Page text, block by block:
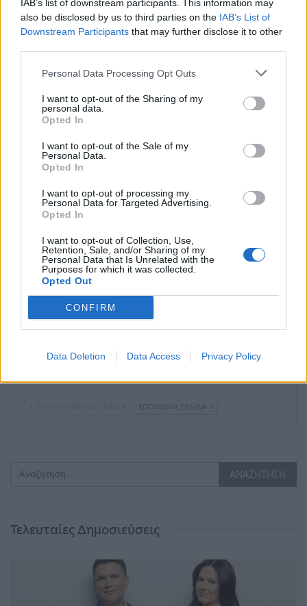
IAB’s list of downstream participants. This information may
also be disclosed by us to third parties on the IAB’s List of
Downstream Participants that may further disclose it to other
Personal Data Processing Opt Outs
I want to opt-out of the Sharing of my
personal data.
Opted In
I want to opt-out of the Sale of my
Personal Data.
Opted In
I want to opt-out of processing my
Personal Data for Targeted Advertising.
Opted In
I want to opt-out of Collection, Use,
Retention, Sale, and/or Sharing of my
Personal Data that Is Unrelated with the
Purposes for which it was collected.
Opted Out
CONFIRM
Data Deletion Data Access Privacy Policy
πρόγραμμα νεανικής
επιχειρηματικότητας
εργαζομένων στον κλάδο
επισιτισμού-τουρισμού
ΜΑΓΕΙΡΕΎΩ
Στρούντελ με μήλα,
κολοκυθάκι
ΜΑΓΕΙΡΕΎΩ
Γαρίδες σαγανάκι στο
φούρνο
ΜΑΓΕΙΡΕΎΩ
Κέικ με μήλα και
καρότα
ΕΠΌΜΕΝΗ ΣΕΛΊΔΑ
Τελευταίες Δημοσιεύσεις